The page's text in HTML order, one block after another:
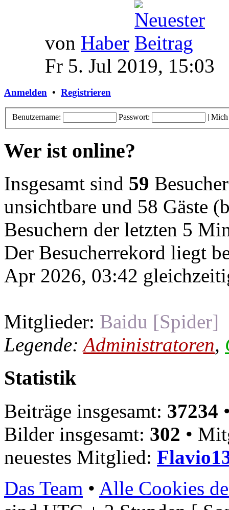
von Haber
Fr 5. Jul 2019, 15:03
Anmelden • Registrieren
Benutzername: Passwort: | Mich
Wer ist online?
Insgesamt sind 59
unsichtbare und 58 Gäste
Besuchern der letzten 5
Der Besucherrekord liegt
Apr 2026, 03:42
Mitglieder: Baidu [Spider]
Legende:Administratoren,
Statistik
Beiträge insgesamt: 37234
Bilder insgesamt: 302 •
neuestes Mitglied:
Das Team • Alle Cookies